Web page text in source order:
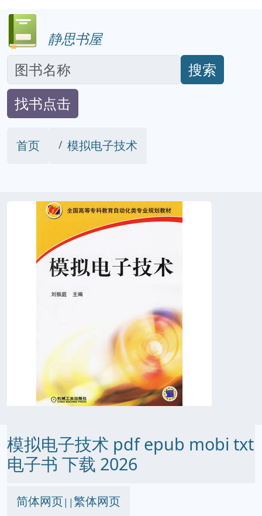
静思书屋
搜索
找书点击
首页 模拟电子技术
模拟电子技术 pdf epub mobi txt
电子书 下载 2026
简体网页||繁体网页